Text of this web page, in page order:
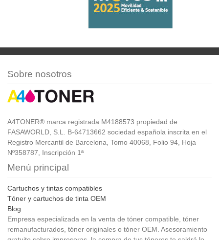
Sobre nosotros
A4TONER® marca registrada M4188573 propiedad de
FASAWORLD, S.L. B-64713662 sociedad española inscrita en el
Registro Mercantil de Barcelona, Tomo 40068, Folio 94, Hoja
Nº358787, Inscripción 1ª
Menú principal
Cartuchos y tintas compatibles
Tóner y cartuchos de tinta OEM
Blog
Empresa especializada en la venta de tóner compatible, tóner
remanufacturados, tóner originales o tóner OEM. Asesoramiento